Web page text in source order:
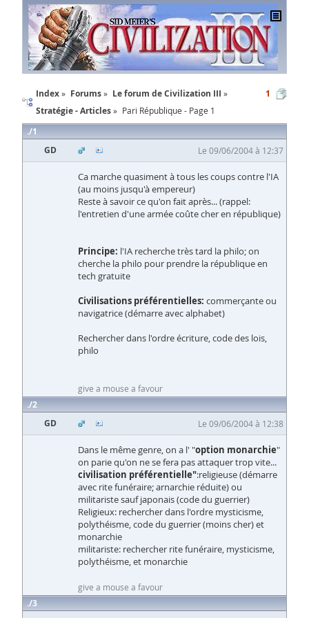
Index Forums
Le forum de Civilization III
Stratégie - Articles
Pari République - Page 1
1
1
GD
Le 09/06/2004 à 12:37
Ca marche quasiment à tous les coups contre l'IA
(au moins jusqu'à empereur)
Reste à savoir ce qu'on fait après... (rappel:
l'entretien d'une armée coûte cher en république)
Principe: l'IA recherche très tard la philo; on
cherche la philo pour prendre la république en
tech gratuite
Civilisations préférentielles: commerçante ou
navigatrice (démarre avec alphabet)
Rechercher dans l'ordre écriture, code des lois,
philo
give a mouse a favour
2
GD
Le 09/06/2004 à 12:38
Dans le même genre, on a l' "option monarchie"
on parie qu'on ne se fera pas attaquer trop vite...
civilisation préférentielle":religieuse (démarre
avec rite funéraire; arnarchie réduite) ou
militariste sauf japonais (code du guerrier)
Religieux: rechercher dans l'ordre mysticisme,
polythéisme, code du guerrier (moins cher) et
monarchie
militariste: rechercher rite funéraire, mysticisme,
polythéisme, et monarchie
give a mouse a favour
3